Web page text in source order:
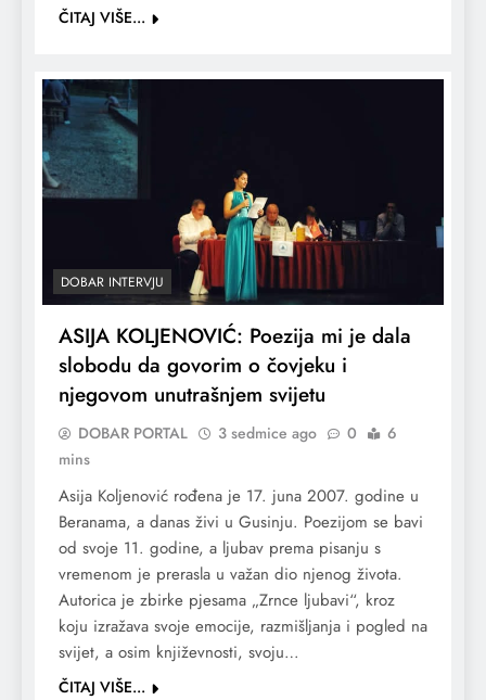
ČITAJ VIŠE...
DOBAR INTERVJU
ASIJA KOLJENOVIĆ: Poezija mi je dala
slobodu da govorim o čovjeku i
njegovom unutrašnjem svijetu
DOBAR PORTAL 3 sedmice ago 0
6
mins
Asija Koljenović rođena je 17. juna 2007. godine u
Beranama, a danas živi u Gusinju. Poezijom se bavi
od svoje 11. godine, a ljubav prema pisanju s
vremenom je prerasla u važan dio njenog života.
Autorica je zbirke pjesama „Zrnce ljubavi“, kroz
koju izražava svoje emocije, razmišljanja i pogled na
svijet, a osim književnosti, svoju…
ČITAJ VIŠE...